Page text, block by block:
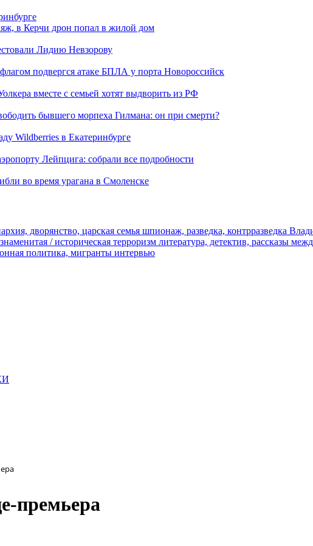
в Керчи дрон попал в жилой дом
Лидию Невзорову
подвергся атаке БПЛА у порта Новороссийск
вместе с семьей хотят выдворить из РФ
бывшего морпеха Гилмана: он при смерти?
Wildberries в Екатеринбурге
Лейпцига: собрали все подробности
во время урагана в Смоленске
дворянство, царская семья шпионаж, разведка, контрразведка
/ историческая терроризм литература, детектив, рассказы
политика, мигранты интервью
премьера